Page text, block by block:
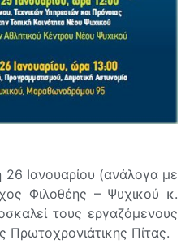
Ιανουαρίου (ανάλογα με
Φιλοθέης – Ψυχικού κ.
τους εργαζόμενους
Πίτας.